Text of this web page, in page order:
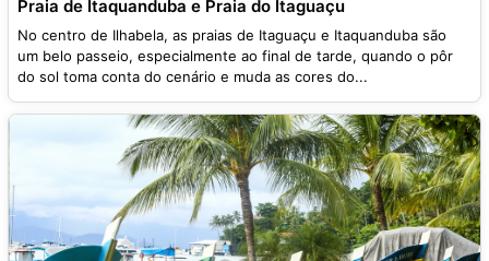
Praia de Itaquanduba e Praia do Itaguaçu
No centro de Ilhabela, as praias de Itaguaçu e Itaquanduba são
um belo passeio, especialmente ao final de tarde, quando o pôr
do sol toma conta do cenário e muda as cores do...